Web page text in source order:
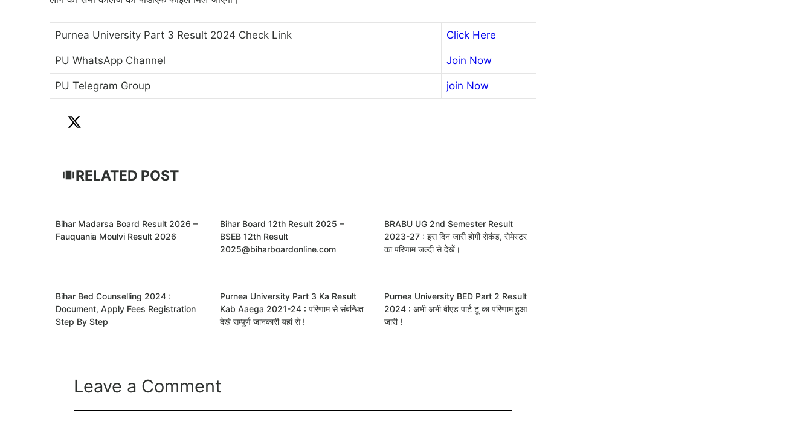
Purnea University Part 3 Result 2024 Check Link Click Here
PU WhatsApp Channel Join Now
PU Telegram Group join Now
RELATED POST
Bihar Madarsa Board Result 2026 –
Fauquania Moulvi Result 2026
Bihar Board 12th Result 2025 –
BSEB 12th Result
2025@biharboardonline.com
BRABU UG 2nd Semester Result
2023-27 : इस दिन जारी होगी सेकंड, सेमेस्टर
का परिणाम जल्दी से देखें।
Bihar Bed Counselling 2024 :
Document, Apply Fees Registration
Step By Step
Purnea University Part 3 Ka Result
Kab Aaega 2021-24 : परिणाम से संबन्धित
देखे सम्पूर्ण जानकारी यहां से !
Purnea University BED Part 2 Result
2024 : अभी अभी बीएड पार्ट टू का परिणाम हुआ
जारी !
Leave a Comment